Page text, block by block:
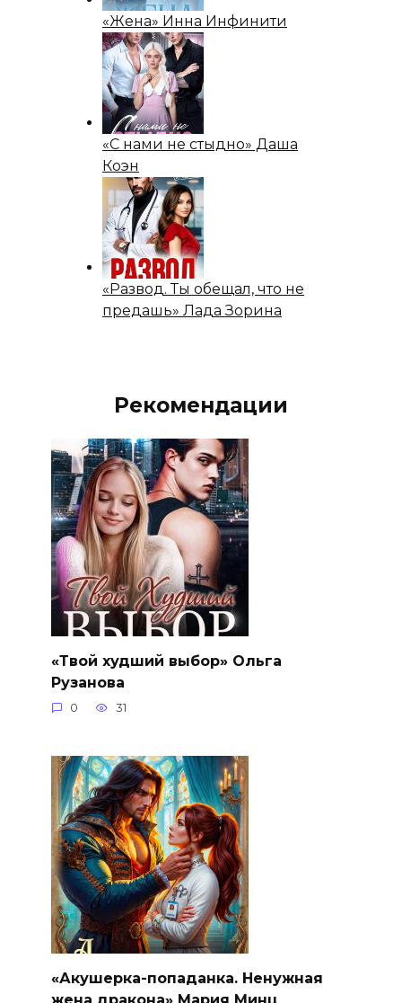
«Жена» Инна Инфинити
«С нами не стыдно» Даша
Коэн
«Развод. Ты обещал, что не
предашь» Лада Зорина
Рекомендации
«Твой худший выбор» Ольга
Рузанова
0 31
«Акушерка-попаданка. Ненужная